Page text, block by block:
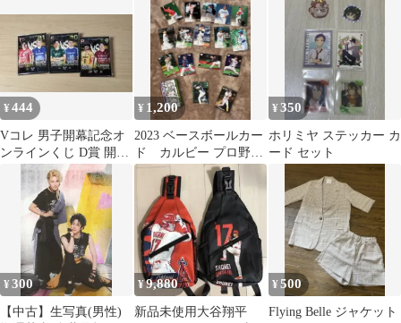
¥444
Vコレ 男子開幕記念オ
ンラインくじ D賞 開幕
戦缶バッジ
¥ 1,200
2023 ベースボールカー
ド カルビー プロ野球
トレーディングカー
ド つば九郎
¥350
ホリミヤ ステッカー カ
ード セット
¥300
【中古】生写真(男性)
¥9,880
新品未使用大谷翔平
¥500
Flying Belle ジャケット